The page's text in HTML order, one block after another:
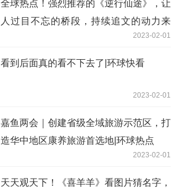
全球热点！强烈推荐的《逆行仙途》，让
人过目不忘的桥段，持续追文的动力来
2023-02-01
看到后面真的看不下去了|环球快看
2023-02-01
嘉鱼两会｜创建省级全域旅游示范区，打
造华中地区康养旅游首选地|环球热点
2023-02-01
天天观天下！《喜羊羊》看图片猜名字，